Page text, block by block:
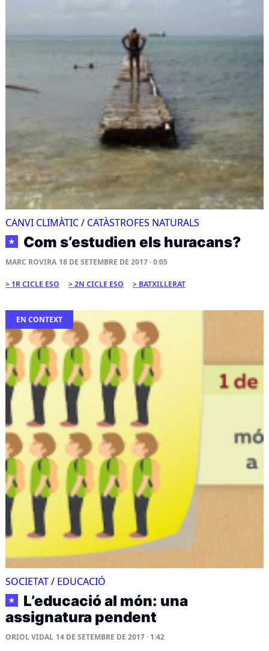
CANVI CLIMÀTIC/ CATÀSTROFES NATURALS
★ Com s’estudien els huracans?
MARC ROVIRA 18 DE SETEMBRE DE 2017 · 0:05
1R CICLE ESO 2N CICLE ESO BATXILLERAT
EN CONTEXT
SOCIETAT/ EDUCACIÓ
★
L’educació al món: una
assignatura pendent
ORIOL VIDAL 14 DE SETEMBRE DE 2017 · 1:42